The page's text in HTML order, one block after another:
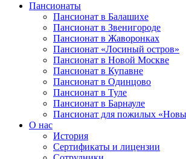
Пансионаты
Пансионат в Балашихе
Пансионат в Звенигороде
Пансионат в Жаворонках
Пансионат «Лосиный остров»
Пансионат в Новой Москве
Пансионат в Купавне
Пансионат в Одинцово
Пансионат в Туле
Пансионат в Барнауле
Пансионат для пожилых
О нас
История
Сертификаты и лицензии